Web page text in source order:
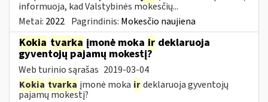
informuoja, kad Valstybinės mokesčių...
Metai: 2022 Pagrindinis: Mokesčio naujiena
Kokia tvarka įmonė moka ir deklaruoja
gyventojų pajamų mokestį?
Web turinio sąrašas 2019-03-04
Kokia tvarka įmonė moka irdeklaruoja gyventojų
pajamų mokestį?